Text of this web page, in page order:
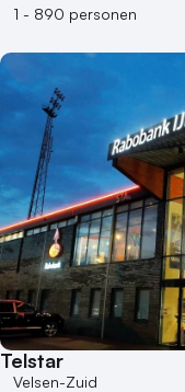
1 - 890 personen
Telstar
Velsen-Zuid